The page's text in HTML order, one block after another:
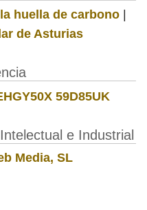
huella de carbono|
de Asturias
59D85UK
e Industrial
Media, SL